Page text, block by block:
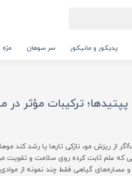
پدیکور و مانیکور سر سوهان مژه
ترکیبات مؤثر در
از ریزش مو، نازکی تارها یا رشد کند
که علم ثابت کرده روی سلامت و تقویت
و عصاره‌های گیاهی فقط چند نمونه از